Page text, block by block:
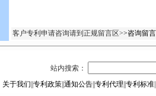
客户专利申请咨询请到正规留言区>>咨询留言
站内搜索：
关于我们 专利政策 通知公告 专利代理 专利标准